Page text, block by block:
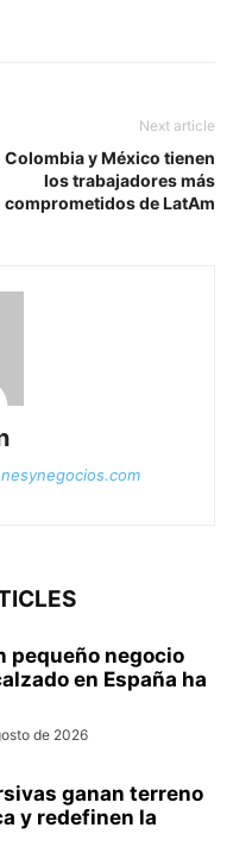
Next article
Colombia y México tienen
los trabajadores más
comprometidos de LatAm
pequeño negocio
en España ha
de 2026
ganan terreno
y redefinen la